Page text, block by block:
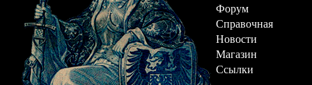
Форум
Справочная
Новости
Магазин
Ссылки